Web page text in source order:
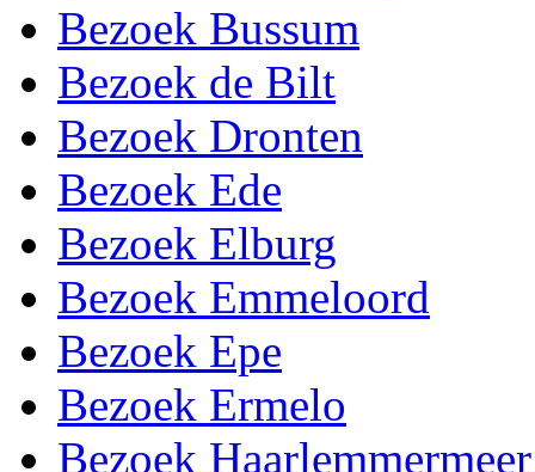
Bezoek Bussum
Bezoek de Bilt
Bezoek Dronten
Bezoek Ede
Bezoek Elburg
Bezoek Emmeloord
Bezoek Epe
Bezoek Ermelo
Bezoek Haarlemmermeer